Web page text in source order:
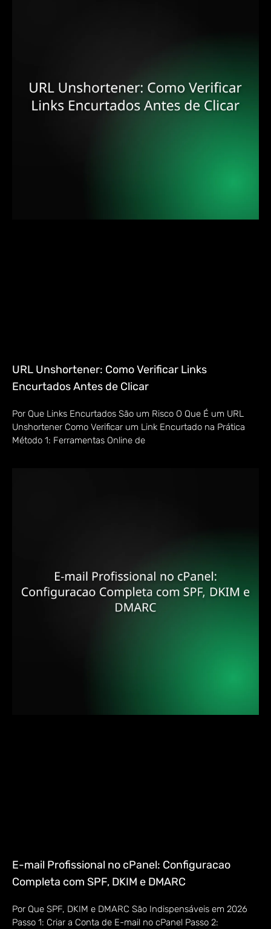
URL Unshortener: Como Verificar Links
Encurtados Antes de Clicar
Por Que Links Encurtados São um Risco O Que É um URL
Unshortener Como Verificar um Link Encurtado na Prática
Método 1: Ferramentas Online de
E-mail Profissional no cPanel: Configuracao
Completa com SPF, DKIM e DMARC
Por Que SPF, DKIM e DMARC São Indispensáveis em 2026
Passo 1: Criar a Conta de E-mail no cPanel Passo 2: